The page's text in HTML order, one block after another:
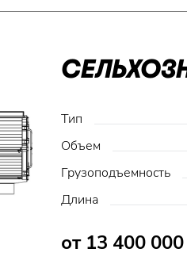
Тип
Объем
Грузоподъемность
Длина
от 13 400